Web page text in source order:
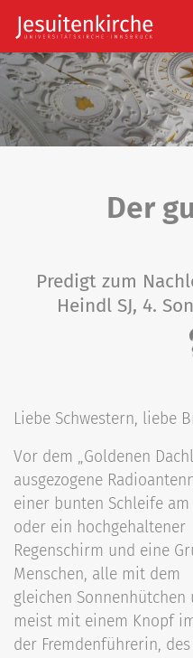
Der
Predigt zum
Heindl SJ, 4.
Liebe Schwestern, liebe
Vor dem „Goldenen
ausgezogene
einer bunten Schleife am
oder ein hochgehaltener
Regenschirm und eine
Menschen, alle mit dem
gleichen Sonnenhütchen
meist mit einem Knopf
der Fremdenführerin,